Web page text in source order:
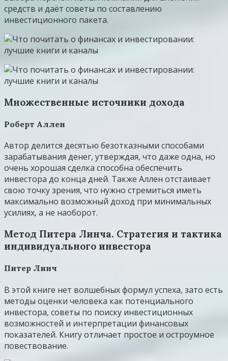
средств и даёт советы по составлению
инвестиционного пакета.
Множественные источники дохода
Роберт Аллен
Автор делится десятью безотказными способами
зарабатывания денег, утверждая, что даже одна, но
очень хорошая сделка способна обеспечить
инвестора до конца дней. Также Аллен отстаивает
свою точку зрения, что нужно стремиться иметь
максимально возможный доход при минимальных
усилиях, а не наоборот.
Метод Питера Линча. Стратегия и тактика
индивидуального инвестора
Питер Линч
В этой книге нет волшебных формул успеха, зато есть
методы оценки человека как потенциального
инвестора, советы по поиску инвестиционных
возможностей и интерпретации финансовых
показателей. Книгу отличает простое и остроумное
повествование.